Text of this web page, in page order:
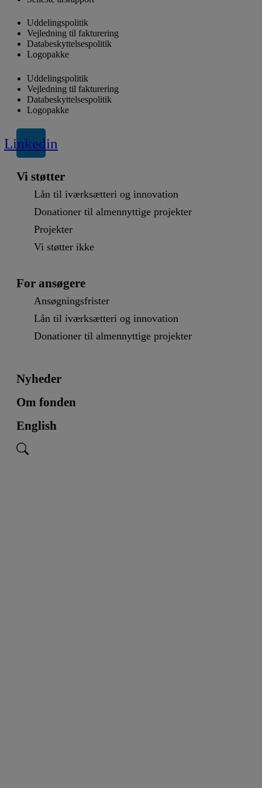
Uddelingspolitik
Vejledning til fakturering
Databeskyttelsespolitik
Logopakke
Uddelingspolitik
Vejledning til fakturering
Databeskyttelsespolitik
Logopakke
Linkedin
Vi støtter
Lån til iværksætteri og innovation
Donationer til almennyttige projekter
Projekter
Vi støtter ikke
For ansøgere
Ansøgningsfrister
Lån til iværksætteri og innovation
Donationer til almennyttige projekter
Nyheder
Om fonden
English